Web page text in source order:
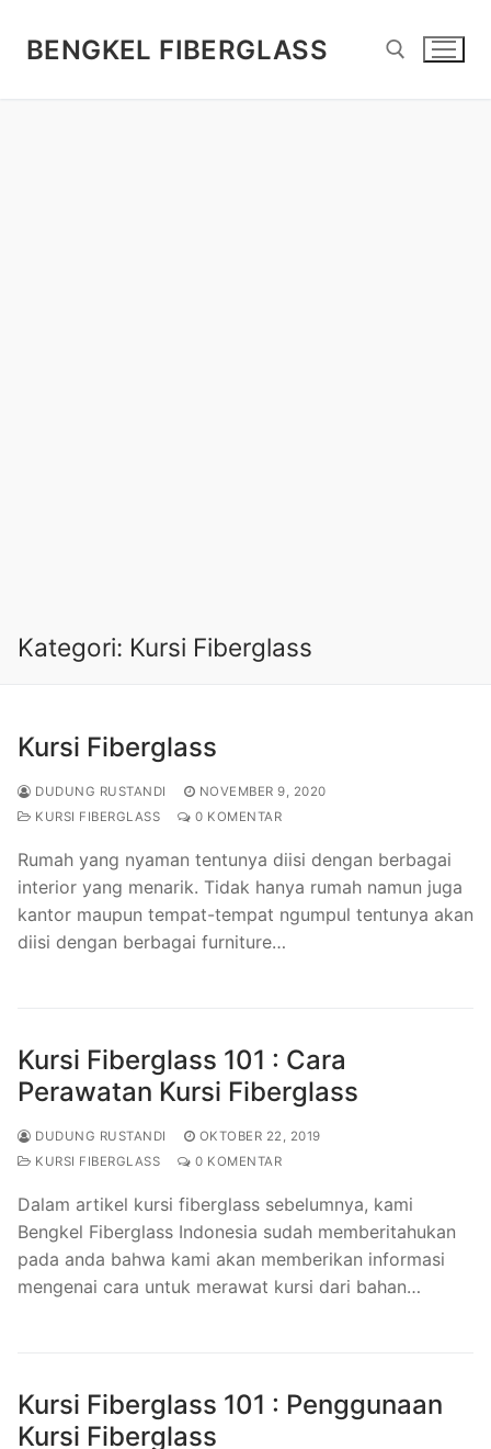
BENGKEL FIBERGLASS
Kategori: Kursi Fiberglass
Kursi Fiberglass
DUDUNG RUSTANDI
NOVEMBER 9, 2020
KURSI FIBERGLASS
0 KOMENTAR
Rumah yang nyaman tentunya diisi dengan berbagai
interior yang menarik. Tidak hanya rumah namun juga
kantor maupun tempat-tempat ngumpul tentunya akan
diisi dengan berbagai furniture…
Kursi Fiberglass 101 : Cara
Perawatan Kursi Fiberglass
DUDUNG RUSTANDI
OKTOBER 22, 2019
KURSI FIBERGLASS
0 KOMENTAR
Dalam artikel kursi fiberglass sebelumnya, kami
Bengkel Fiberglass Indonesia sudah memberitahukan
pada anda bahwa kami akan memberikan informasi
mengenai cara untuk merawat kursi dari bahan…
Kursi Fiberglass 101 : Penggunaan
Kursi Fiberglass